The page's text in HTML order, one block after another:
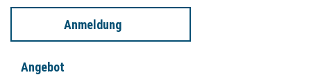
Anmeldung
Angebot